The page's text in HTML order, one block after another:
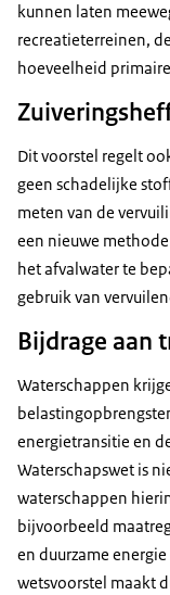
kunnen laten
recreatieterreinen,
hoeveelheid
Dit voorstel regelt
geen schadelijke
meten van de
een nieuwe
het afvalwater te
gebruik van
Bijdrage aan
Waterschappen
energietransitie en
Waterschapswet is
waterschappen
bijvoorbeeld
en duurzame
wetsvoorstel maakt